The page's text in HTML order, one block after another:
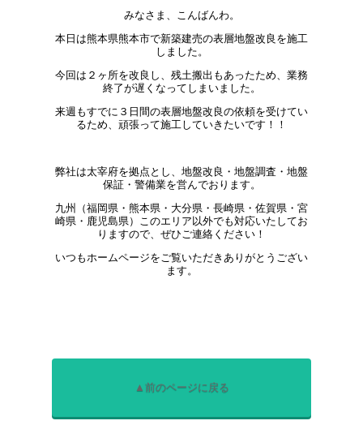
みなさま、こんばんわ。
本日は熊本県熊本市で新築建売の表層地盤改良を施工
しました。
今回は２ヶ所を改良し、残土搬出もあったため、業務
終了が遅くなってしまいました。
来週もすでに３日間の表層地盤改良の依頼を受けてい
るため、頑張って施工していきたいです！！
弊社は太宰府を拠点とし、地盤改良・地盤調査・地盤
保証・警備業を営んでおります。
九州（福岡県・熊本県・大分県・長崎県・佐賀県・宮
崎県・鹿児島県）このエリア以外でも対応いたしてお
りますので、ぜひご連絡ください！
いつもホームページをご覧いただきありがとうござい
ます。
▲前のページに戻る